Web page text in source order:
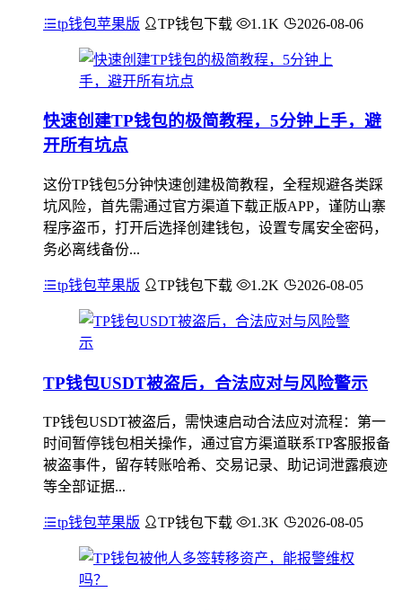
tp钱包苹果版 TP钱包下载 1.1K 2026-08-06
快速创建TP钱包的极简教程，5分钟上手，避
开所有坑点
这份TP钱包5分钟快速创建极简教程，全程规避各类踩
坑风险，首先需通过官方渠道下载正版APP，谨防山寨
程序盗币，打开后选择创建钱包，设置专属安全密码，
务必离线备份...
tp钱包苹果版 TP钱包下载 1.2K 2026-08-05
TP钱包USDT被盗后，合法应对与风险警示
TP钱包USDT被盗后，需快速启动合法应对流程：第一
时间暂停钱包相关操作，通过官方渠道联系TP客服报备
被盗事件，留存转账哈希、交易记录、助记词泄露痕迹
等全部证据...
tp钱包苹果版 TP钱包下载 1.3K 2026-08-05